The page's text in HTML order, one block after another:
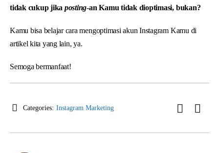
tidak cukup jika posting-an Kamu tidak dioptimasi, bukan?
Kamu bisa belajar cara mengoptimasi akun Instagram Kamu di
artikel kita yang lain, ya.
Semoga bermanfaat!
Categories: Instagram Marketing